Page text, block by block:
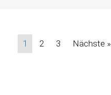
1 2 3 Nächste »